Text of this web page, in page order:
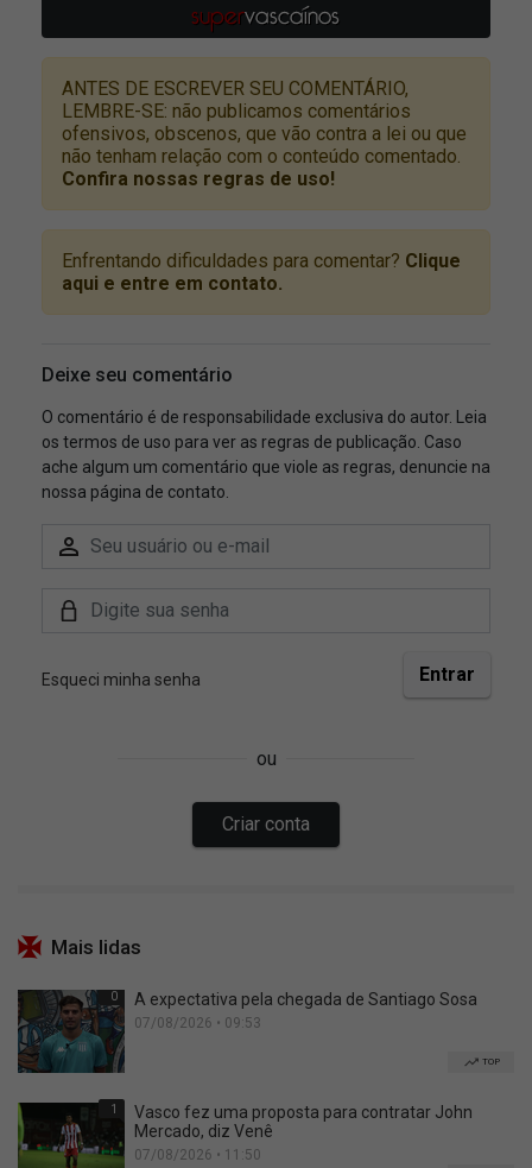
Mais lidas
0 A expectativa pela chegada de Santiago Sosa
07/08/2026 • 09:53
TOP
1
Vasco fez uma proposta para contratar John
Mercado, diz Venê
07/08/2026 • 11:50